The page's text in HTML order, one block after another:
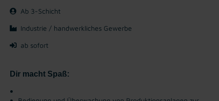
Ab 3-Schicht
Industrie / handwerkliches Gewerbe
ab sofort
Dir macht Spaß: